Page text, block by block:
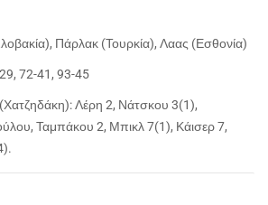
Πάρλακ (Τουρκία), Λαας (Εσθονία)
72-41, 93-45
Λέρη 2, Νάτσκου 3(1),
Ταμπάκου 2, Μπικλ 7(1), Κάισερ 7,